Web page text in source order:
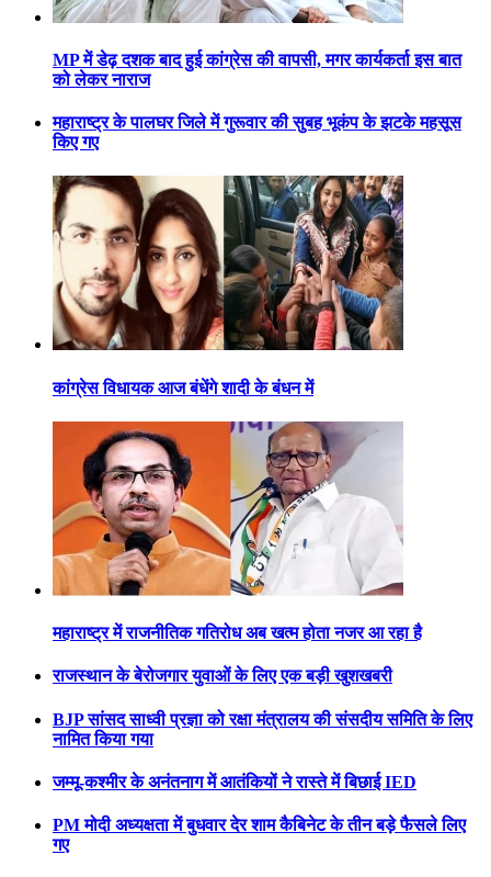
MP में डेढ़ दशक बाद हुई कांग्रेस की वापसी, मगर कार्यकर्ता इस बात
को लेकर नाराज
महाराष्ट्र के पालघर जिले में गुरूवार की सुबह भूकंप के झटके महसूस
किए गए
कांग्रेस विधायक आज बंधेंगे शादी के बंधन में
महाराष्ट्र में राजनीतिक गतिरोध अब खत्म होता नजर आ रहा है
राजस्थान के बेरोजगार युवाओं के लिए एक बड़ी खुशखबरी
BJP सांसद साध्वी प्रज्ञा को रक्षा मंत्रालय की संसदीय समिति के लिए
नामित किया गया
जम्मू-कश्मीर के अनंतनाग में आतंकियों ने रास्ते में बिछाई IED
PM मोदी अध्यक्षता में बुधवार देर शाम कैबिनेट के तीन बड़े फैसले लिए
गए